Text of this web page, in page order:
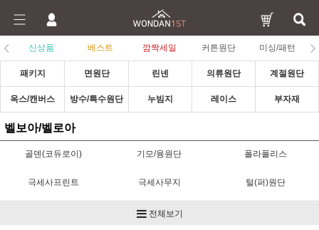
신상품 베스트 깜짝세일 커튼원단 미싱/패턴
패키지 면원단 린넨 의류원단 계절원단
옥스/캔버스 방수/특수원단 누빔지 레이스 부자재
벨보아/벨로아
골덴(코듀로이) 기모/융원단 폴라폴리스
극세사프린트 극세사무지 털(퍼)원단
벨보아/벨로아
전체보기